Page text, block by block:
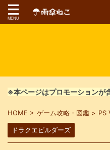
※本ページはプロモーションが
HOME > ゲーム攻略・図鑑 > PS
ドラクエビルダーズ